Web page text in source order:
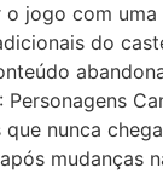
jogo com
do
nunca
mudanças